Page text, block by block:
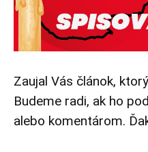
Zaujal Vás článok,
Budeme radi, ak ho
alebo komentárom.